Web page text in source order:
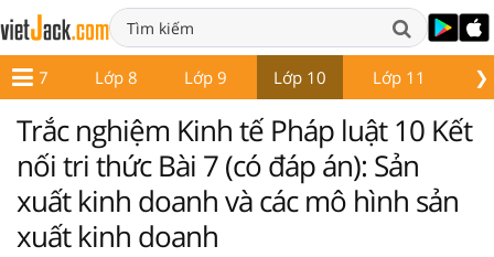
❯
Lớp 7 Lớp 8 Lớp 9 Lớp 10 Lớp 11
Trắc nghiệm Kinh tế Pháp luật 10 Kết
nối tri thức Bài 7 (có đáp án): Sản
xuất kinh doanh và các mô hình sản
xuất kinh doanh